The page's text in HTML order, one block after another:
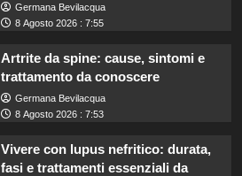
Germana Bevilacqua
8 Agosto 2026 : 7:55
Artrite da spine: cause, sintomi e
trattamento da conoscere
Germana Bevilacqua
8 Agosto 2026 : 7:53
Vivere con lupus nefritico: durata,
fasi e trattamenti essenziali da